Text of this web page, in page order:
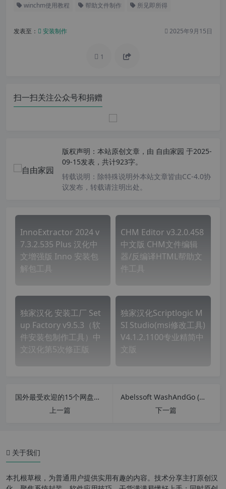
winchm使用教程 帮助文件制作 所见即所得
发表至： 安装制作 2025年9月15日
1
扫一扫关注公众号和捐赠
版权声明： 本站原创文章，由 自由家园 于2025-
09-15发表，共计923字。
转载说明： 除特殊说明外本站文章皆由CC-4.0协
议发布，转载请注明出处。
InnoExtractor 2024 v
7.3.2.535 Plus 汉化中
文增强版 Inno 安装包
解包工具
CHM Editor v3.2.0.458
中文版 CHM文件编辑
器/反编译HTML帮助文
件工具
独家汉化 安装工厂 Set
up Factory v9.5.3（软
件安装包制作工具）中
文汉化第5次修正版
独家汉化Scriptlogic M
SI Studio(msi修改工具)
V4.1.2.1100专业精简中
文版
国外最受欢迎的15个网盘网站
上一篇
Abelssoft WashAndGo (系统垃圾清理工具) v27.12. 43747 汉化中文版
下一篇
关于我们
本扎根草根，为普通用户提供实用有趣的内容。技术分享主打原创汉